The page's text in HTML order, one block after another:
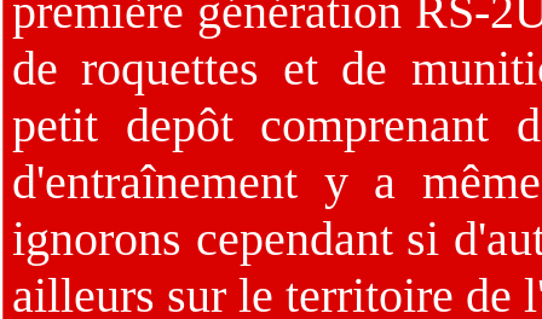
première génération RS-
de roquettes et de
petit depôt comprenant
d'entraînement y a
ignorons cependant si
ailleurs sur le territoire de